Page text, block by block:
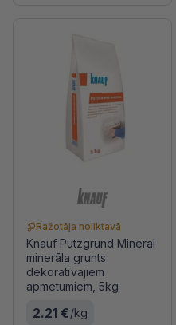
Ražotāja noliktavā
Knauf Putzgrund Mineral
minerāla grunts
dekoratīvajiem
apmetumiem, 5kg
2.21 €/kg